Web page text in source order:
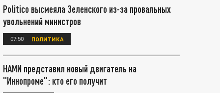
Politico высмеяла Зеленского из-за провальных
увольнений министров
07:50 ПОЛИТИКА
НАМИ представил новый двигатель на
"Иннопроме": кто его получит